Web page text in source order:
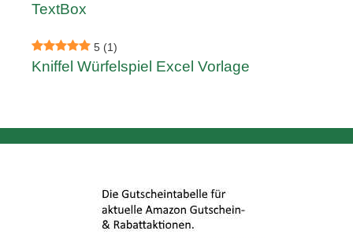
TextBox
5 (1)
Kniffel Würfelspiel Excel Vorlage